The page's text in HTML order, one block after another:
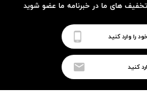
های ما در خبرنامه ما عضو شوید